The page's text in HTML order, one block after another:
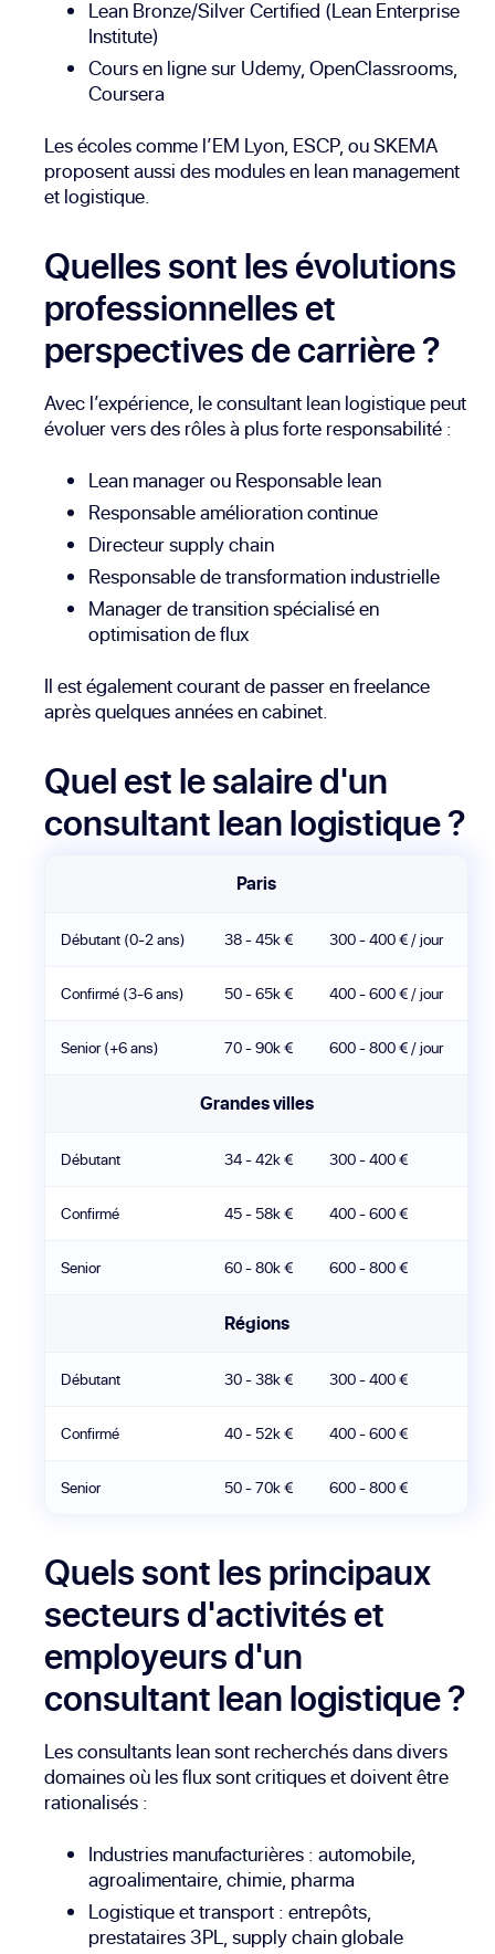
Lean Bronze/Silver Certified (Lean Enterprise
Institute)
Cours en ligne sur Udemy, OpenClassrooms,
Coursera
Les écoles comme l’EM Lyon, ESCP, ou SKEMA
proposent aussi des modules en lean management
et logistique.
Quelles sont les évolutions
professionnelles et
perspectives de carrière ?
Avec l’expérience, le consultant lean logistique peut
évoluer vers des rôles à plus forte responsabilité :
Lean manager ou Responsable lean
Responsable amélioration continue
Directeur supply chain
Responsable de transformation industrielle
Manager de transition spécialisé en
optimisation de flux
Il est également courant de passer en freelance
après quelques années en cabinet.
Quel est le salaire d'un
consultant lean logistique ?
Paris
Débutant (0-2 ans) 38 - 45k € 300 - 400 € / jour
Confirmé (3-6 ans) 50 - 65k € 400 - 600 € / jour
Senior (+6 ans) 70 - 90k € 600 - 800 € / jour
Grandes villes
Débutant 34 - 42k € 300 - 400 €
Confirmé 45 - 58k € 400 - 600 €
Senior 60 - 80k € 600 - 800 €
Régions
Débutant 30 - 38k € 300 - 400 €
Confirmé 40 - 52k € 400 - 600 €
Senior 50 - 70k € 600 - 800 €
Quels sont les principaux
secteurs d'activités et
employeurs d'un
consultant lean logistique ?
Les consultants lean sont recherchés dans divers
domaines où les flux sont critiques et doivent être
rationalisés :
Industries manufacturières : automobile,
agroalimentaire, chimie, pharma
Logistique et transport : entrepôts,
prestataires 3PL, supply chain globale